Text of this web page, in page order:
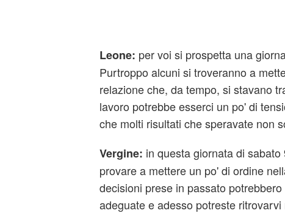
Leone: per voi si prospetta una
Purtroppo alcuni si troveranno a
relazione che, da tempo, si stavano
lavoro potrebbe esserci un po' di
che molti risultati che speravate non
Vergine: in questa giornata di
provare a mettere un po' di ordine
decisioni prese in passato
adeguate e adesso potreste